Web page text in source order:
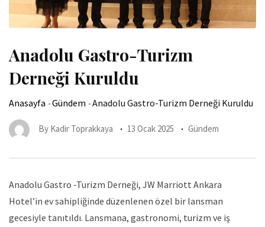
Anadolu Gastro-Turizm
Derneği Kuruldu
Anasayfa -Gündem -Anadolu Gastro-Turizm Derneği Kuruldu
By Kadir Toprakkaya 13 Ocak 2025 Gündem
Anadolu Gastro -Turizm Derneği, JW Marriott Ankara
Hotel’in ev sahipliğinde düzenlenen özel bir lansman
gecesiyle tanıtıldı. Lansmana, gastronomi, turizm ve iş